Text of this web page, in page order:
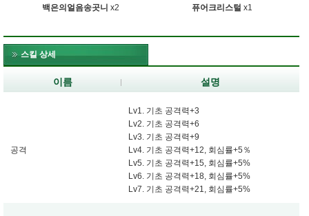
백은의얼음송곳니 x2 퓨어크리스털 x1
스킬 상세
이름 설명
공격
Lv1. 기초 공격력+3
Lv2. 기초 공격력+6
Lv3. 기초 공격력+9
Lv4. 기초 공격력+12, 회심률+5％
Lv5. 기초 공격력+15, 회심률+5%
Lv6. 기초 공격력+18, 회심률+5%
Lv7. 기초 공격력+21, 회심률+5%